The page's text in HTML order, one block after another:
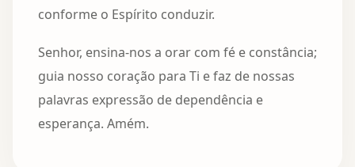
conforme o Espírito conduzir.
Senhor, ensina-nos a orar com fé e constância;
guia nosso coração para Ti e faz de nossas
palavras expressão de dependência e
esperança. Amém.